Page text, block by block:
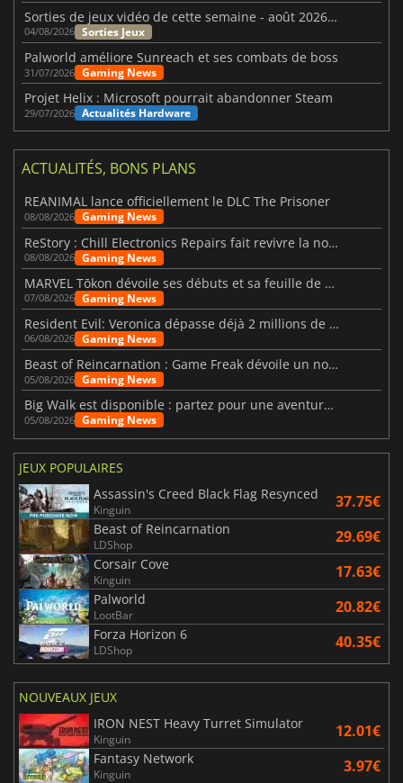
Sorties de jeux vidéo de cette semaine - août 2026 (semaine 32)
04/08/2026 Sorties Jeux
Palworld améliore Sunreach et ses combats de boss
31/07/2026 Gaming News
Projet Helix : Microsoft pourrait abandonner Steam
29/07/2026 Actualités Hardware
ACTUALITÉS, BONS PLANS
REANIMAL lance officiellement le DLC The Prisoner
08/08/2026 Gaming News
ReStory : Chill Electronics Repairs fait revivre la nostalgie des années 2000
08/08/2026 Gaming News
MARVEL Tōkon dévoile ses débuts et sa feuille de route
07/08/2026 Gaming News
Resident Evil: Veronica dépasse déjà 2 millions de wishlists
06/08/2026 Gaming News
Beast of Reincarnation : Game Freak dévoile un nouveau pari
05/08/2026 Gaming News
Big Walk est disponible : partez pour une aventure entre amis
05/08/2026 Gaming News
JEUX POPULAIRES
Assassin's Creed Black Flag Resynced
Kinguin 37.75€
Beast of Reincarnation
LDShop 29.69€
Corsair Cove
Kinguin 17.63€
Palworld
LootBar 20.82€
Forza Horizon 6
LDShop 40.35€
NOUVEAUX JEUX
IRON NEST Heavy Turret Simulator
Kinguin 12.01€
Fantasy Network
Kinguin 3.97€